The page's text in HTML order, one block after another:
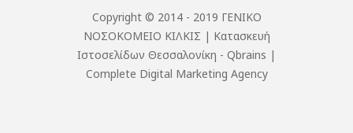
Copyright © 2014 - 2019 ΓΕΝΙΚΟ
ΝΟΣΟΚΟΜΕΙΟ ΚΙΛΚΙΣ | Κατασκευή
Ιστοσελίδων Θεσσαλονίκη - Qbrains |
Complete Digital Marketing Agency